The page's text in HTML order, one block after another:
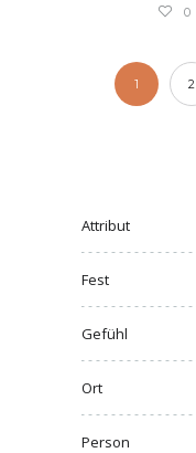
0
1 2
Attribut
Fest
Gefühl
Ort
Person